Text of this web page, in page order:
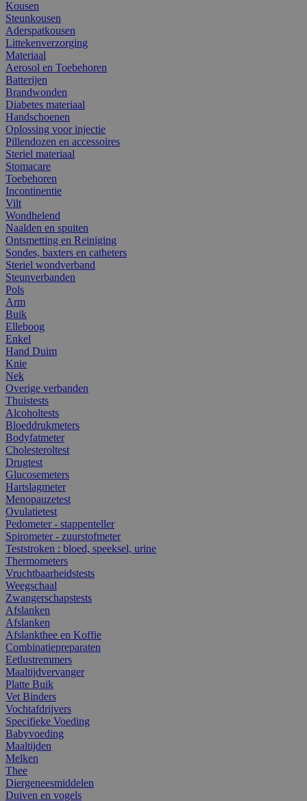
Kousen
Steunkousen
Aderspatkousen
Littekenverzorging
Materiaal
Aerosol en Toebehoren
Batterijen
Brandwonden
Diabetes materiaal
Handschoenen
Oplossing voor injectie
Pillendozen en accessoires
Steriel materiaal
Stomacare
Toebehoren
Incontinentie
Vilt
Wondhelend
Naalden en spuiten
Ontsmetting en Reiniging
Sondes, baxters en catheters
Steriel wondverband
Steunverbanden
Pols
Arm
Buik
Elleboog
Enkel
Hand Duim
Knie
Nek
Overige verbanden
Thuistests
Alcoholtests
Bloeddrukmeters
Bodyfatmeter
Cholesteroltest
Drugtest
Glucosemeters
Hartslagmeter
Menopauzetest
Ovulatietest
Pedometer - stappenteller
Spirometer - zuurstofmeter
Teststroken : bloed, speeksel, urine
Thermometers
Vruchtbaarheidstests
Weegschaal
Zwangerschapstests
Afslanken
Afslanken
Afslankthee en Koffie
Combinatiepreparaten
Eetlustremmers
Maaltijdvervanger
Platte Buik
Vet Binders
Vochtafdrijvers
Specifieke Voeding
Babyvoeding
Maaltijden
Melken
Thee
Diergeneesmiddelen
Duiven en vogels